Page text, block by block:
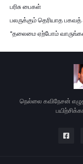
பரிசு பைகள்
பலருக்கும் தெரியாத
“தலைமை ஏற்போம்
நெல்லை கவிநேசன்